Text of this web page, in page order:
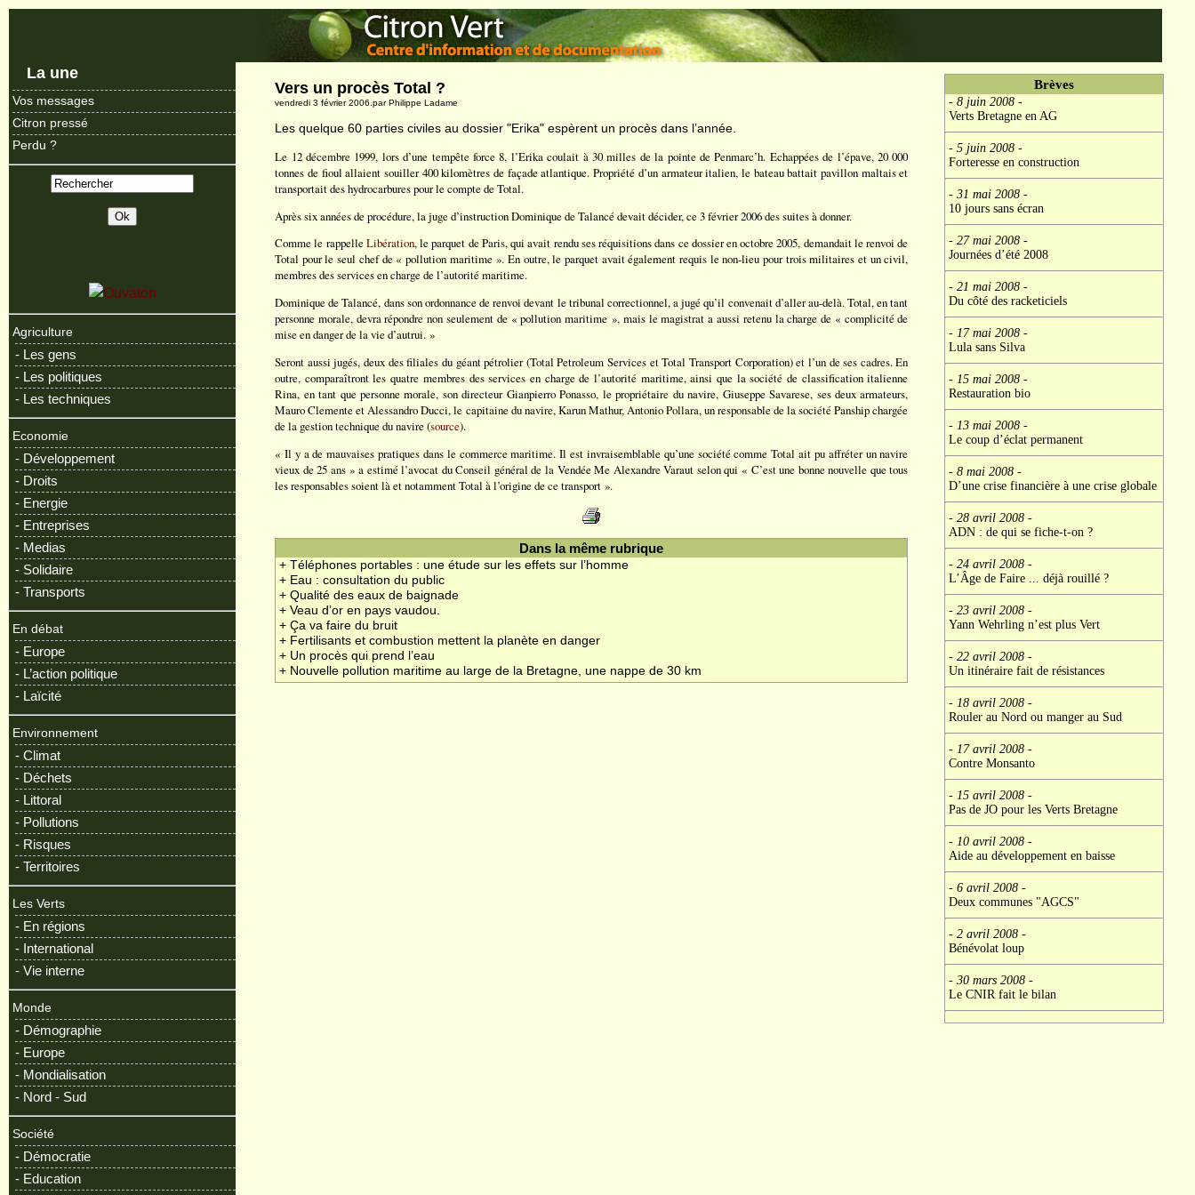
La une
Vos messages
Citron pressé
Perdu ?
Agriculture
- Les gens
- Les politiques
- Les techniques
Economie
- Développement
- Droits
- Energie
- Entreprises
- Medias
- Solidaire
- Transports
En débat
- Europe
- L’action politique
- Laïcité
Environnement
- Climat
- Déchets
- Littoral
- Pollutions
- Risques
- Territoires
Les Verts
- En régions
- International
- Vie interne
Monde
- Démographie
- Europe
- Mondialisation
- Nord - Sud
Société
- Démocratie
- Education
Vers un procès Total ?
vendredi 3 février 2006.par Philippe Ladame
Les quelque 60 parties civiles au dossier "Erika" espèrent un procès dans l’année.
Le 12 décembre 1999, lors d’une tempête force 8, l’Erika coulait à 30 milles de la pointe de Penmarc’h. Echappées de l’épave, 20 000
tonnes de fioul allaient souiller 400 kilomètres de façade atlantique. Propriété d’un armateur italien, le bateau battait pavillon maltais et
transportait des hydrocarbures pour le compte de Total.
Après six années de procédure, la juge d’instruction Dominique de Talancé devait décider, ce 3 février 2006 des suites à donner.
Comme le rappelleLibération, le parquet de Paris, qui avait rendu ses réquisitions dans ce dossier en octobre 2005, demandait le renvoi de
Total pour le seul chef de « pollution maritime ». En outre, le parquet avait également requis le non-lieu pour trois militaires et un civil,
membres des services en charge de l’autorité maritime.
Dominique de Talancé, dans son ordonnance de renvoi devant le tribunal correctionnel, a jugé qu’il convenait d’aller au-delà. Total, en tant
personne morale, devra répondre non seulement de « pollution maritime », mais le magistrat a aussi retenu la charge de « complicité de
mise en danger de la vie d’autrui. »
Seront aussi jugés, deux des filiales du géant pétrolier (Total Petroleum Services et Total Transport Corporation) et l’un de ses cadres. En
outre, comparaîtront les quatre membres des services en charge de l’autorité maritime, ainsi que la société de classification italienne
Rina, en tant que personne morale, son directeur Gianpierro Ponasso, le propriétaire du navire, Giuseppe Savarese, ses deux armateurs,
Mauro Clemente et Alessandro Ducci, le capitaine du navire, Karun Mathur, Antonio Pollara, un responsable de la société Panship chargée
de la gestion technique du navire (source).
« Il y a de mauvaises pratiques dans le commerce maritime. Il est invraisemblable qu’une société comme Total ait pu affréter un navire
vieux de 25 ans » a estimé l’avocat du Conseil général de la Vendée Me Alexandre Varaut selon qui « C’est une bonne nouvelle que tous
les responsables soient là et notamment Total à l’origine de ce transport ».
Dans la même rubrique
+ Téléphones portables : une étude sur les effets sur l’homme
+ Eau : consultation du public
+ Qualité des eaux de baignade
+ Veau d’or en pays vaudou.
+ Ça va faire du bruit
+ Fertilisants et combustion mettent la planète en danger
+ Un procès qui prend l’eau
+ Nouvelle pollution maritime au large de la Bretagne, une nappe de 30 km
Brèves
- 8 juin 2008-
Verts Bretagne en AG
- 5 juin 2008-
Forteresse en construction
- 31 mai 2008-
10 jours sans écran
- 27 mai 2008-
Journées d’été 2008
- 21 mai 2008-
Du côté des racketiciels
- 17 mai 2008-
Lula sans Silva
- 15 mai 2008-
Restauration bio
- 13 mai 2008-
Le coup d’éclat permanent
- 8 mai 2008-
D’une crise financière à une crise globale
- 28 avril 2008-
ADN : de qui se fiche-t-on ?
- 24 avril 2008-
L’Âge de Faire ... déjà rouillé ?
- 23 avril 2008-
Yann Wehrling n’est plus Vert
- 22 avril 2008-
Un itinéraire fait de résistances
- 18 avril 2008-
Rouler au Nord ou manger au Sud
- 17 avril 2008-
Contre Monsanto
- 15 avril 2008-
Pas de JO pour les Verts Bretagne
- 10 avril 2008-
Aide au développement en baisse
- 6 avril 2008-
Deux communes "AGCS"
- 2 avril 2008-
Bénévolat loup
- 30 mars 2008-
Le CNIR fait le bilan